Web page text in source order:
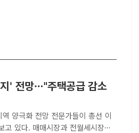
' 전망…"주택공급 감소
전문가들이 총선 이
있다. 매매시장과 전월세시장이